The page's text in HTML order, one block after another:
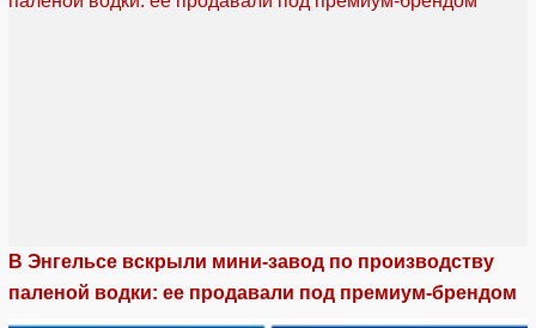
В Энгельсе вскрыли мини-завод по производству
паленой водки: ее продавали под премиум-брендом